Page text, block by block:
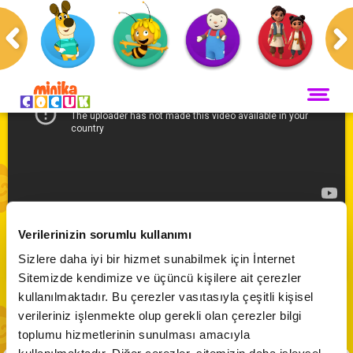
Verilerinizin sorumlu kullanımı
Sizlere daha iyi bir hizmet sunabilmek için İnternet
Sitemizde kendimize ve üçüncü kişilere ait çerezler
kullanılmaktadır. Bu çerezler vasıtasıyla çeşitli kişisel
verileriniz işlenmekte olup gerekli olan çerezler bilgi
toplumu hizmetlerinin sunulması amacıyla
ANA SAYFA
Maceracı Yüzgeçler
Bi' Adada Bi' Arada
Arı Maya
Çupi
Akika ve Sahara
VİDEO
CANLI YAYIN
Anasayfa
Clifford | Makul Bir Açıklama - 23. Bölüm
Abone Ol